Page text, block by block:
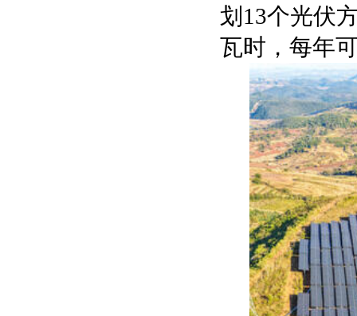
划13个光伏
瓦时，每年